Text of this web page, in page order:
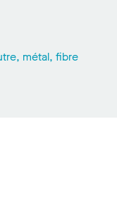
métal, fibre